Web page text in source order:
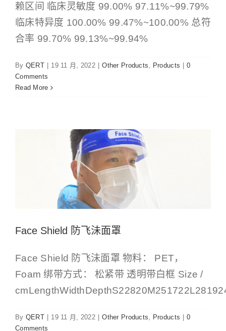
赖区间 临床灵敏度 99.00% 97.11%~99.79%
临床特异度 100.00% 99.47%~100.00% 总符
合率 99.70% 99.13%~99.94%
By QERT 19 11 月, 2022 Other Products, Products
0
Comments
Read More
Face Shield 防飞沬面罩
Face Shield 防飞沬面罩 物料： PET，
Foam 绑带方式： 松紧带 透明带白框 Size /
By QERT 19 11 月, 2022 Other Products Products
0
Comments